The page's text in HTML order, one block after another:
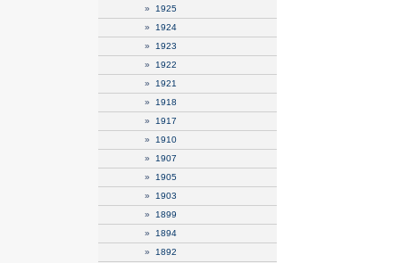
» 1925
» 1924
» 1923
» 1922
» 1921
» 1918
» 1917
» 1910
» 1907
» 1905
» 1903
» 1899
» 1894
» 1892